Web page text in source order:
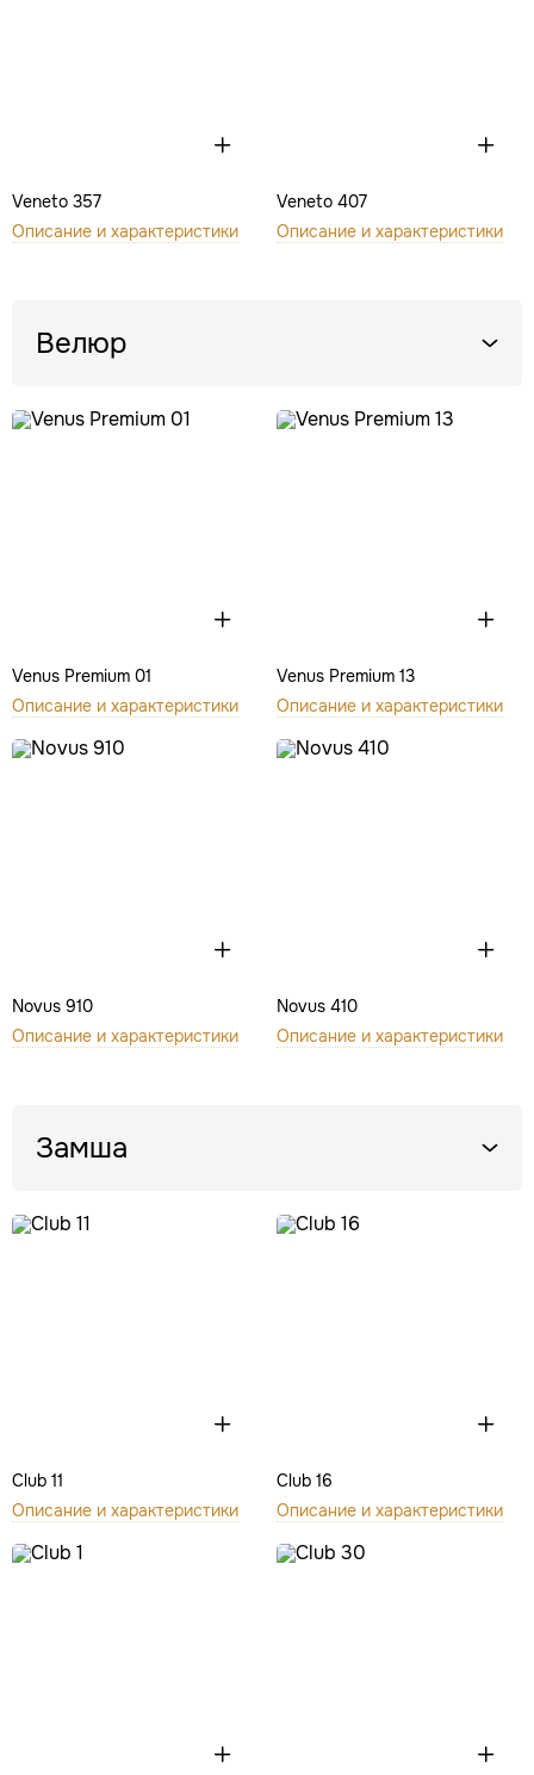
Veneto 357
Описание и характеристики
Veneto 407
Описание и характеристики
Велюр
Venus Premium 01
Описание и характеристики
Venus Premium 13
Описание и характеристики
Novus 910
Описание и характеристики
Novus 410
Описание и характеристики
Замша
Club 11
Описание и характеристики
Club 16
Описание и характеристики